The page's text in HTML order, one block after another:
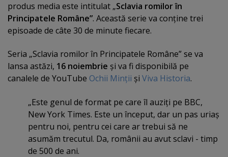
produs media este intitulat „Sclavia romilor în
Principatele Române”. Această serie va conţine trei
episoade de câte 30 de minute fiecare.
Seria „Sclavia romilor în Principatele Române” se va
lansa astăzi, 16 noiembrie şi va fi disponibilă pe
canalele de YouTube Ochii Minţii şi Viva Historia.
„Este genul de format pe care îl auziţi pe BBC,
New York Times. Este un început, dar un pas uriaş
pentru noi, pentru cei care ar trebui să ne
asumăm trecutul. Da, românii au avut sclavi - timp
de 500 de ani.